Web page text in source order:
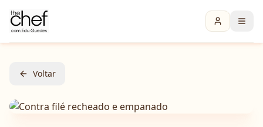
Voltar